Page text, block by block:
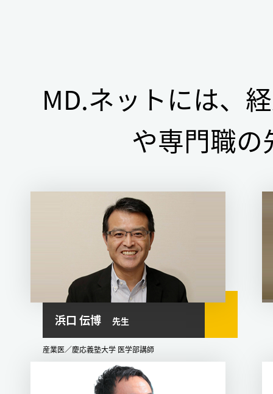
MD.ネットには、
や専門職
浜口 伝博 先生
産業医／慶応義塾大学 医学部講師